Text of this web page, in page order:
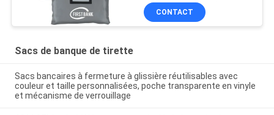
CONTACT
Sacs de banque de tirette
Sacs bancaires à fermeture à glissière réutilisables avec
couleur et taille personnalisées, poche transparente en vinyle
et mécanisme de verrouillage